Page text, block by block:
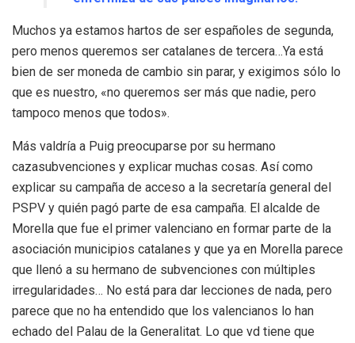
Muchos ya estamos hartos de ser españoles de segunda,
pero menos queremos ser catalanes de tercera…Ya está
bien de ser moneda de cambio sin parar, y exigimos sólo lo
que es nuestro, «no queremos ser más que nadie, pero
tampoco menos que todos».
Más valdría a Puig preocuparse por su hermano
cazasubvenciones y explicar muchas cosas. Así como
explicar su campaña de acceso a la secretaría general del
PSPV y quién pagó parte de esa campaña. El alcalde de
Morella que fue el primer valenciano en formar parte de la
asociación municipios catalanes y que ya en Morella parece
que llenó a su hermano de subvenciones con múltiples
irregularidades… No está para dar lecciones de nada, pero
parece que no ha entendido que los valencianos lo han
echado del Palau de la Generalitat. Lo que vd tiene que